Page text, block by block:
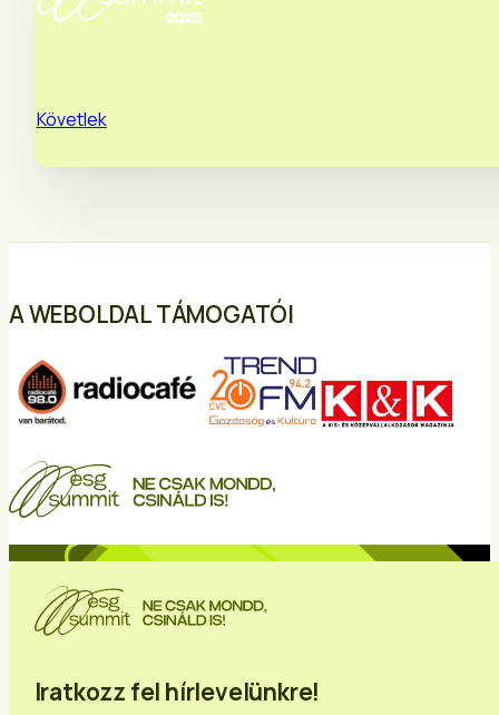
Követlek
A WEBOLDAL TÁMOGATÓI
Iratkozz fel hírlevelünkre!